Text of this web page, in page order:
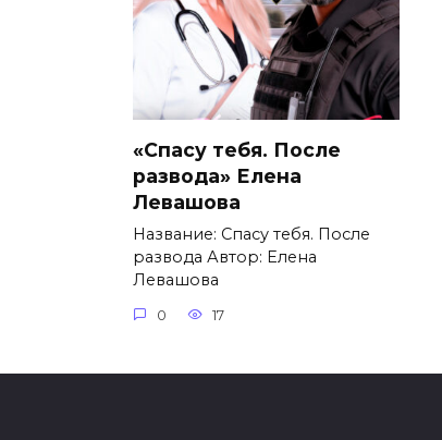
«Спасу тебя. После
развода» Елена
Левашова
Название: Спасу тебя. После
развода Автор: Елена
Левашова
0 17